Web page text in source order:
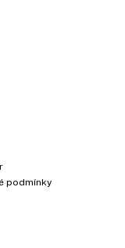
podmínky